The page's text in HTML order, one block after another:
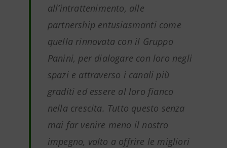
all’intrattenimento, alle
partnership entusiasmanti come
quella rinnovata con il Gruppo
Panini, per dialogare con loro negli
spazi e attraverso i canali più
graditi ed essere al loro fianco
nella crescita. Tutto questo senza
mai far venire meno il nostro
impegno, volto a offrire le migliori